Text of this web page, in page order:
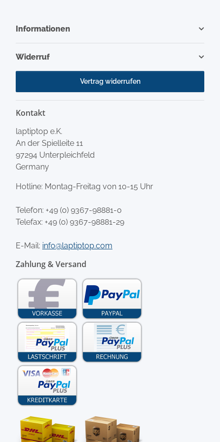
Informationen
Widerruf
Vertrag widerrufen
Kontakt
laptiptop e.K.
An der Spielleite 11
97294 Unterpleichfeld
Germany
Hotline: Montag-Freitag von 10-15 Uhr
Telefon: +49 (0) 9367-98881-0
Telefax: +49 (0) 9367-98881-29
E-Mail: info@laptiptop.com
Zahlung & Versand